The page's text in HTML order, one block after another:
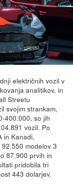
električnih vozil v
analitikov, in
Streetu
svojim strankam,
400.000, so jih
vozil. Po
in Kanadi,
modelov 3
87.900 prvih in
pridobila tri
443 dolarjev.